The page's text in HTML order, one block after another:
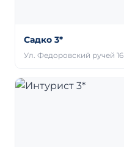
Садко 3*
Ул. Федоровский ручей 16